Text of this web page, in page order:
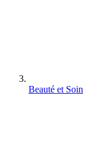
Beauté et Soin